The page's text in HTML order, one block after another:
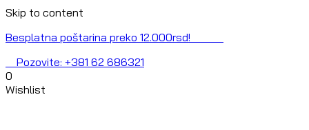
Skip to content
Besplatna poštarina preko 12.000rsd!
Pozovite: +381 62 686321
0
Wishlist